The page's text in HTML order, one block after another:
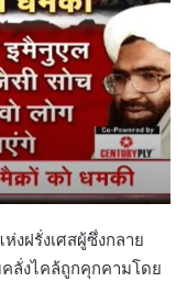
งฝรั่งเศสผู้ซึ่งกลาย
ลั่งไคล้ถูกคุกคามโดย